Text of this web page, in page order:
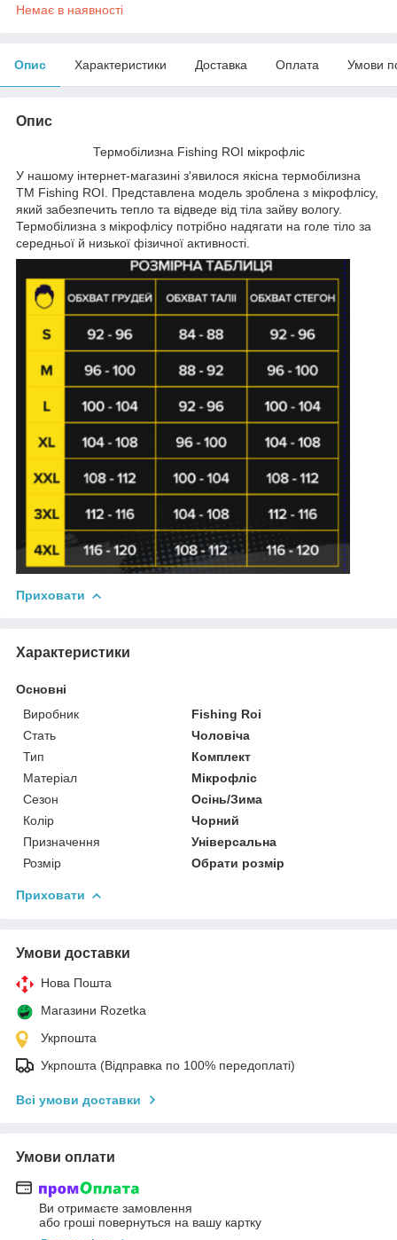
Немає в наявності
Опис Характеристики Доставка Оплата Умови
Опис
Термобілизна Fishing ROI мікрофліс
У нашому інтернет-магазині з'явилося якісна термобілизна
ТМ Fishing ROI. Представлена модель зроблена з мікрофлісу,
який забезпечить тепло та відведе від тіла зайву вологу.
Термобілизна з мікрофлісу потрібно надягати на голе тіло за
середньої й низької фізичної активності.
Приховати
Характеристики
Основні
Виробник
Fishing Roi
Стать
Чоловіча
Тип
Комплект
Матеріал
Мікрофліс
Сезон
Осінь/Зима
Колір
Чорний
Призначення
Універсальна
Розмір
Обрати розмір
Приховати
Умови доставки
Нова Пошта
Магазини Rozetka
Укрпошта
Укрпошта (Відправка по 100% передоплаті)
Всі умови доставки
Умови оплати
Ви отримаєте замовлення
або гроші повернуться на вашу картку